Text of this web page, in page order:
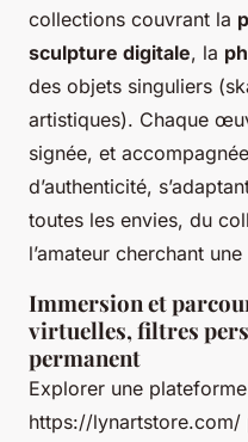
collections couvrant la
sculpture digitale, la
des objets singuliers
artistiques). Chaque
signée, et
d’authenticité,
toutes les envies, du
l’amateur cherchant
Immersion et
virtuelles, filtres
permanent
Explorer une
https://lynartstore.com/